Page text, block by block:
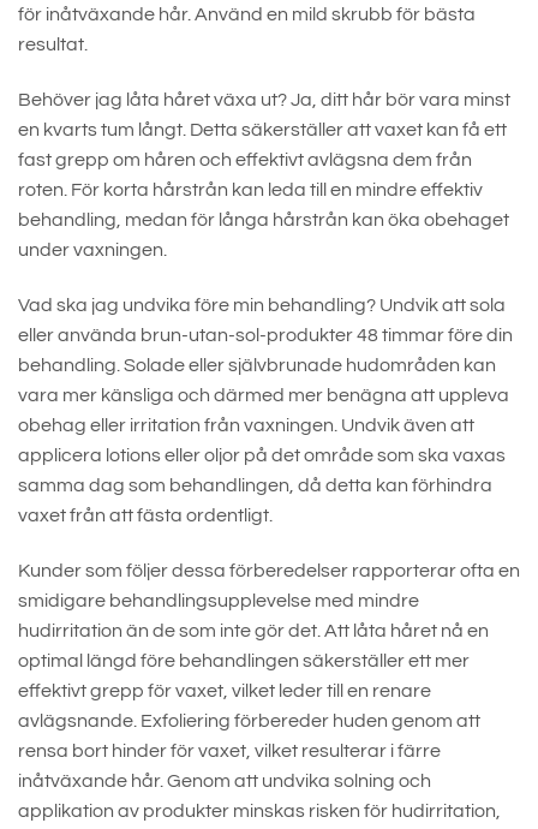
för inåtväxande hår. Använd en mild skrubb för bästa
resultat.
Behöver jag låta håret växa ut? Ja, ditt hår bör vara minst
en kvarts tum långt. Detta säkerställer att vaxet kan få ett
fast grepp om håren och effektivt avlägsna dem från
roten. För korta hårstrån kan leda till en mindre effektiv
behandling, medan för långa hårstrån kan öka obehaget
under vaxningen.
Vad ska jag undvika före min behandling? Undvik att sola
eller använda brun-utan-sol-produkter 48 timmar före din
behandling. Solade eller självbrunade hudområden kan
vara mer känsliga och därmed mer benägna att uppleva
obehag eller irritation från vaxningen. Undvik även att
applicera lotions eller oljor på det område som ska vaxas
samma dag som behandlingen, då detta kan förhindra
vaxet från att fästa ordentligt.
Kunder som följer dessa förberedelser rapporterar ofta en
smidigare behandlingsupplevelse med mindre
hudirritation än de som inte gör det. Att låta håret nå en
optimal längd före behandlingen säkerställer ett mer
effektivt grepp för vaxet, vilket leder till en renare
avlägsnande. Exfoliering förbereder huden genom att
rensa bort hinder för vaxet, vilket resulterar i färre
inåtväxande hår. Genom att undvika solning och
applikation av produkter minskas risken för hudirritation,